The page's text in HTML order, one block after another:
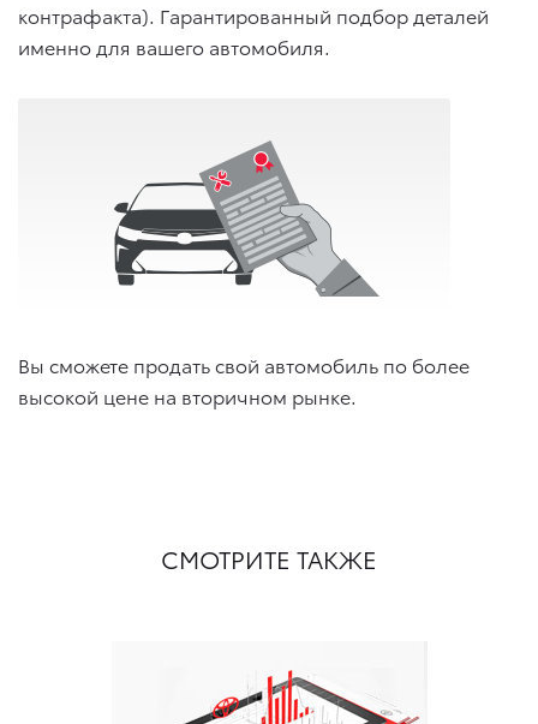
контрафакта). Гарантированный подбор деталей
именно для вашего автомобиля.
Вы сможете продать свой автомобиль по более
высокой цене на вторичном рынке.
СМОТРИТЕ ТАКЖЕ